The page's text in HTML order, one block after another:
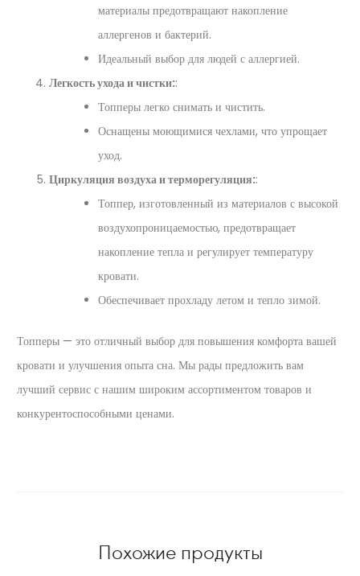
материалы предотвращают накопление
аллергенов и бактерий.
Идеальный выбор для людей с аллергией.
Легкость ухода и чистки::
Топперы легко снимать и чистить.
Оснащены моющимися чехлами, что упрощает
уход.
Циркуляция воздуха и терморегуляция::
Топпер, изготовленный из материалов с высокой
воздухопроницаемостью, предотвращает
накопление тепла и регулирует температуру
кровати.
Обеспечивает прохладу летом и тепло зимой.
Топперы — это отличный выбор для повышения комфорта вашей
кровати и улучшения опыта сна. Мы рады предложить вам
лучший сервис с нашим широким ассортиментом товаров и
конкурентоспособными ценами.
Похожие продукты